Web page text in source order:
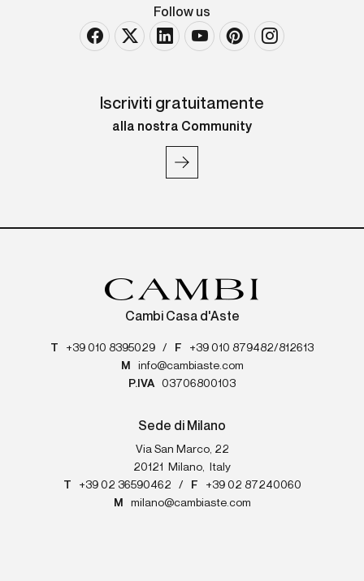
Follow us
Iscriviti gratuitamente
alla nostra Community
Cambi Casa d'Aste
T +39 010 8395029 / F
+39 010 879482/812613
M
info@cambiaste.com
P.IVA
03706800103
Sede di Milano
Via San Marco, 22
20121
Milano
Italy
T
+39 02 36590462 / F
+39 02 87240060
M
milano@cambiaste.com